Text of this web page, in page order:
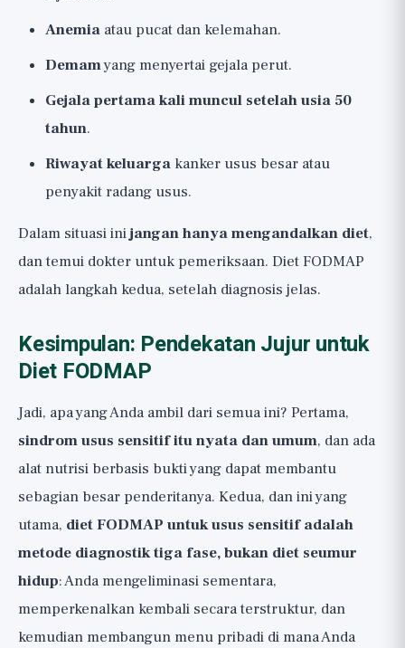
Anemia atau pucat dan kelemahan.
Demamyang menyertai gejala perut.
Gejala pertama kali muncul setelah usia 50
tahun.
Riwayat keluarga kanker usus besar atau
penyakit radang usus.
Dalam situasi inijangan hanya mengandalkan diet,
dan temui dokter untuk pemeriksaan. Diet FODMAP
adalah langkah kedua, setelah diagnosis jelas.
Kesimpulan: Pendekatan Jujur untuk
Diet FODMAP
Jadi, apa yang Anda ambil dari semua ini? Pertama,
sindrom usus sensitif itu nyata dan umum, dan ada
alat nutrisi berbasis bukti yang dapat membantu
sebagian besar penderitanya. Kedua, dan ini yang
utama, diet FODMAP untuk usus sensitif adalah
metode diagnostik tiga fase, bukan diet seumur
hidup: Anda mengeliminasi sementara,
memperkenalkan kembali secara terstruktur, dan
kemudian membangun menu pribadi di mana Anda